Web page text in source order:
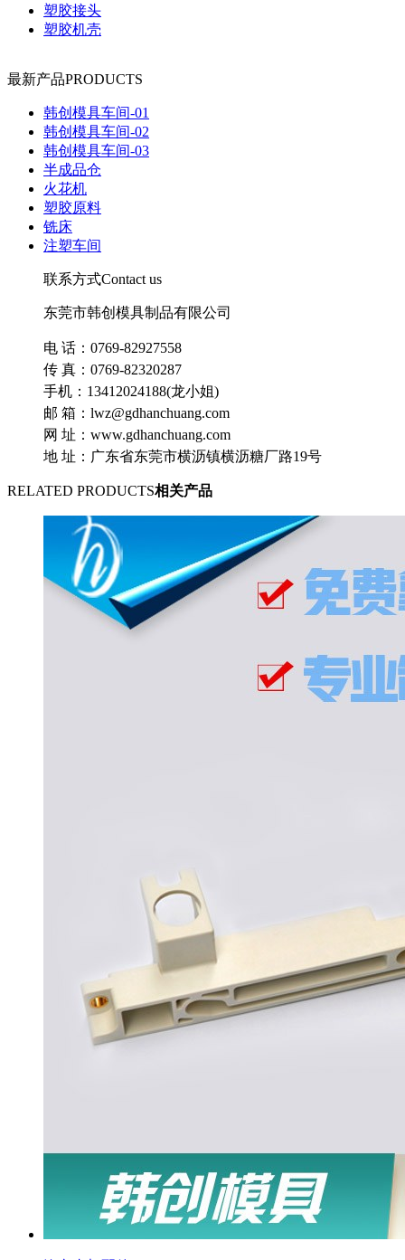
塑胶接头
塑胶机壳
最新产品PRODUCTS
韩创模具车间-01
韩创模具车间-02
韩创模具车间-03
半成品仓
火花机
塑胶原料
铣床
注塑车间
联系方式Contact us
东莞市韩创模具制品有限公司
电 话：0769-82927558
传 真：0769-82320287
手机：13412024188(龙小姐)
邮 箱：lwz@gdhanchuang.com
网 址：www.gdhanchuang.com
地 址：广东省东莞市横沥镇横沥糖厂路19号
RELATED PRODUCTS相关产品